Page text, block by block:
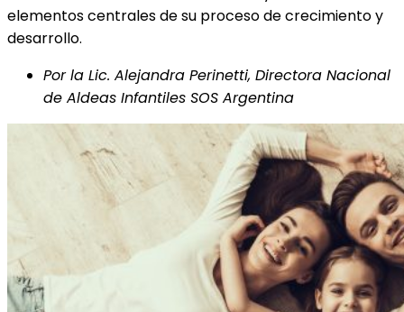
elementos centrales de su proceso de crecimiento y
desarrollo.
Por la Lic. Alejandra Perinetti, Directora Nacional
de Aldeas Infantiles SOS Argentina